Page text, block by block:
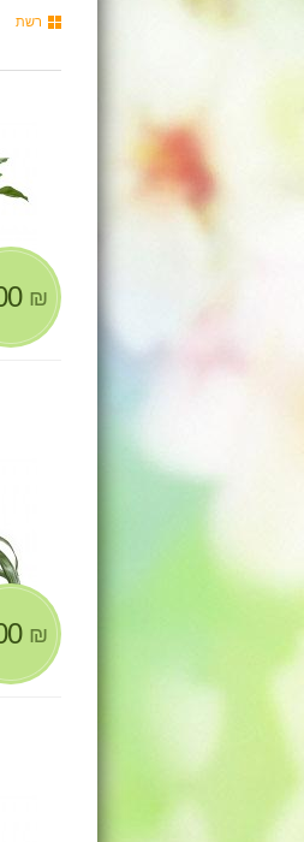
רשת
₪
100
₪
100